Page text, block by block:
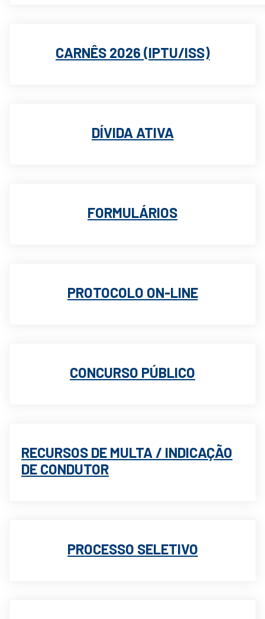
CARNÊS 2026 (IPTU/ISS)
DÍVIDA ATIVA
FORMULÁRIOS
PROTOCOLO ON-LINE
CONCURSO PÚBLICO
RECURSOS DE MULTA / INDICAÇÃO
DE CONDUTOR
PROCESSO SELETIVO